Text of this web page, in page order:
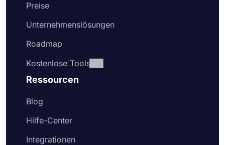
Preise
Unternehmenslösungen
Roadmap
Kostenlose Tools
Ressourcen
Blog
Hilfe-Center
Integrationen